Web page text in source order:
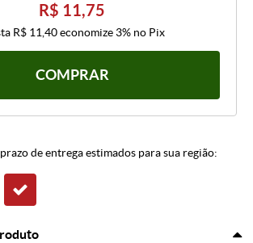
R$ 11,75
R$ 11,40economize 3% no Pix
COMPRAR
de entrega estimados para sua região: